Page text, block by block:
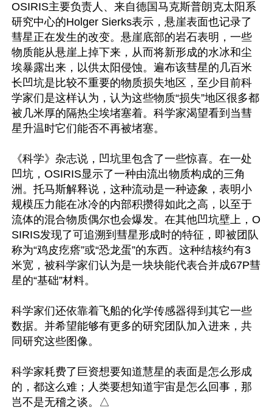
OSIRIS主要负责人、来自德国马克斯普朗克太阳系
研究中心的Holger Sierks表示，悬崖表面也记录了
彗星正在发生的改变。悬崖底部的岩石表明，一些
物质能从悬崖上掉下来，从而将新形成的水冰和尘
埃暴露出来，以供太阳侵蚀。遍布该彗星的几百米
长凹坑是比较不重要的物质损失地区，至少目前科
学家们是这样认为，认为这些物质“损失”地区很多都
被几米厚的隔热尘埃堵塞着。科学家渴望看到当彗
星升温时它们能否不再被堵塞。
《科学》杂志说，凹坑里包含了一些惊喜。在一处
凹坑，OSIRIS显示了一种由流出物质构成的三角
洲。托马斯解释说，这种流动是一种迹象，表明小
规模压力能在冰冷的内部积攒得如此之高，以至于
流体的混合物质偶尔也会爆发。在其他凹坑壁上，O
SIRIS发现了可追溯到彗星形成时的特征，即被团队
称为“鸡皮疙瘩”或“恐龙蛋”的东西。这种结核约有3
米宽，被科学家们认为是一块块能代表合并成67P彗
星的“基础”材料。
科学家们还依靠着飞船的化学传感器得到其它一些
数据。并希望能够有更多的研究团队加入进来，共
同研究这些图像。
科学家耗费了巨资想要知道慧星的表面是怎么形成
的，都这么难；人类要想知道宇宙是怎么回事，那
岂不是无稽之谈。△